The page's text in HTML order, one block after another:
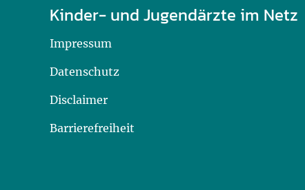
Kinder- und Jugendärzte im Netz
Impressum
Datenschutz
Disclaimer
Barrierefreiheit